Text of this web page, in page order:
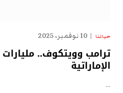
حياتنا 10 نوفمبر، 2025
ترامب وويتكوف..
الإماراتية
…